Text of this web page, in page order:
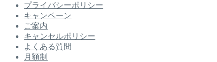
プライバシーポリシー
キャンペーン
ご案内
キャンセルポリシー
よくある質問
月額制